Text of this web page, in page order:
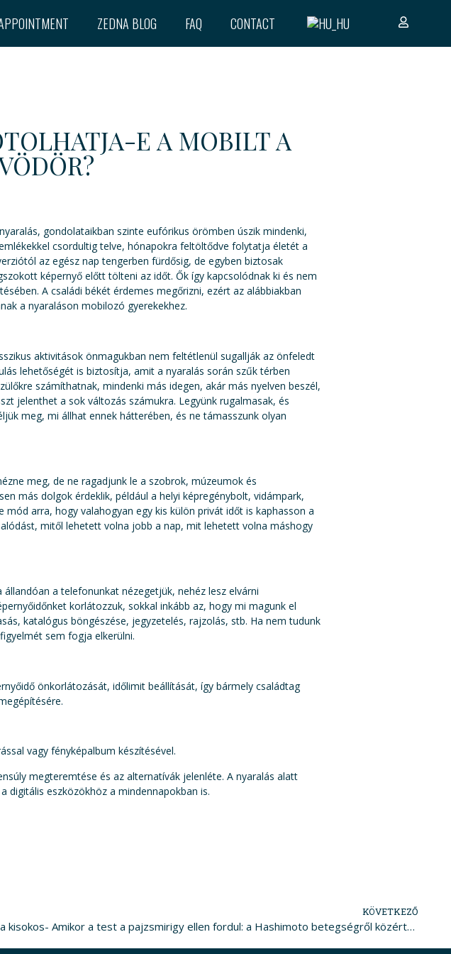
ZEDNA BLOG FAQ CONTACT
E A MOBILT A
gondolataikban szinte eufórikus örömben úszik mindenki,
csordultig telve, hónapokra feltöltődve folytatja életét a
az egész nap tengerben fürdősig, de egyben biztosak
képernyő előtt tölteni az időt. Ők így kapcsolódnak ki és nem
A családi békét érdemes megőrizni, ezért az alábbiakban
a nyaraláson mobilozó gyerekekhez.
aktivitások önmagukban nem feltétlenül sugallják az önfeledt
lehetőségét is biztosítja, amit a nyaralás során szűk térben
számíthatnak, mindenki más idegen, akár más nyelven beszél,
jelenthet a sok változás számukra. Legyünk rugalmasak, és
meg, mi állhat ennek hátterében, és ne támasszunk olyan
meg, de ne ragadjunk le a szobrok, múzeumok és
más dolgok érdeklik, például a helyi képregénybolt, vidámpark,
arra, hogy valahogyan egy kis külön privát időt is kaphasson a
mitől lehetett volna jobb a nap, mit lehetett volna máshogy
a telefonunkat nézegetjük, nehéz lesz elvárni
korlátozzuk, sokkal inkább az, hogy mi magunk el
katalógus böngészése, jegyzetelés, rajzolás, stb. Ha nem tudunk
sem fogja elkerülni.
önkorlátozását, időlimit beállítását, így bármely családtag
vagy fényképalbum készítésével.
megteremtése és az alternatívák jelenléte. A nyaralás alatt
digitális eszközökhöz a mindennapokban is.
KÖVETKEZŐ
Zedna kisokos- Amikor a test a pajzsmirigy ellen fordul: a Hashimoto betegségről közérthetően